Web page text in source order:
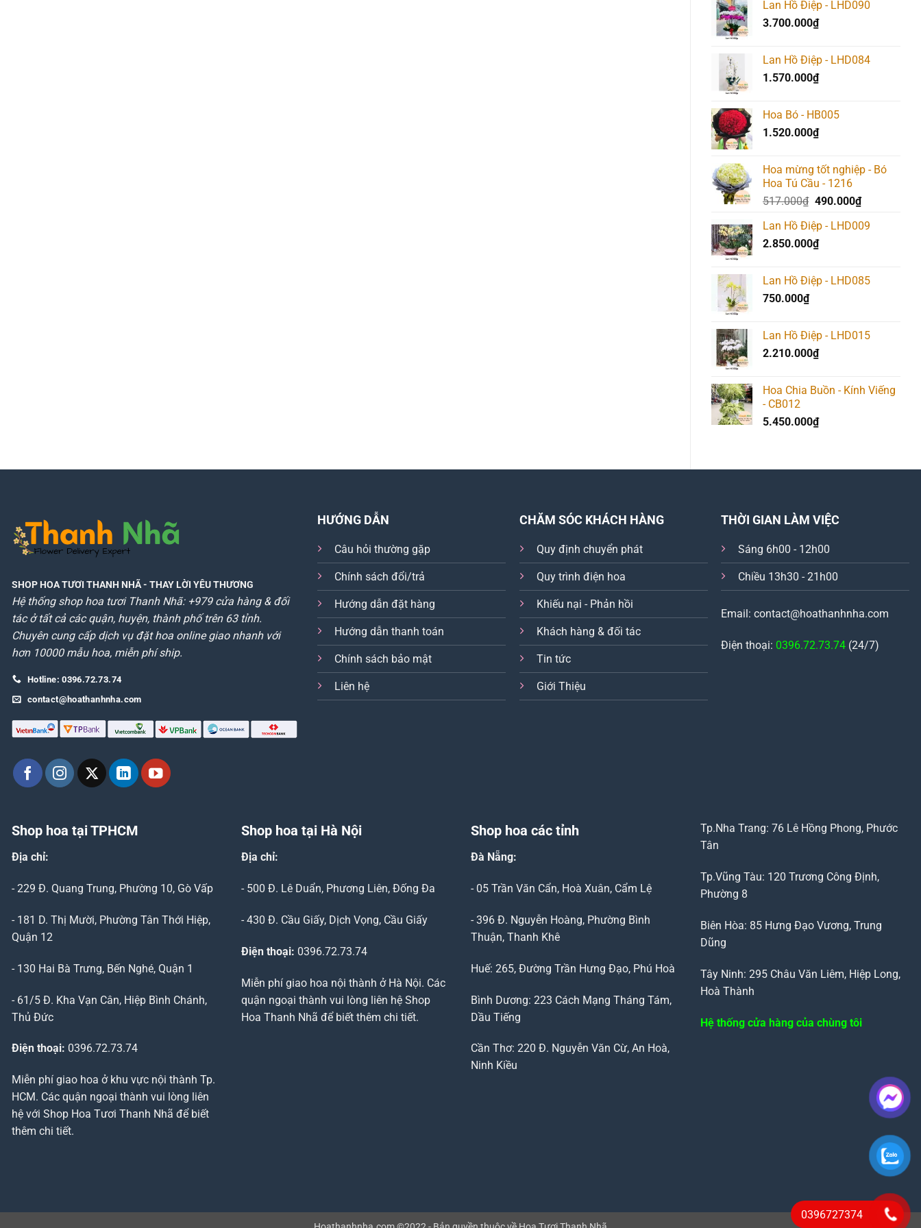
là:
Lan Hồ Điệp - LHD090
3.700.000₫
Lan Hồ Điệp - LHD084
1.570.000₫
Hoa Bó - HB005
1.520.000₫
Hoa mừng tốt nghiệp - Bó
Hoa Tú Cầu - 1216
517.000₫ Giá
là:
517.000₫.
490.000₫Giá
tại
Lan Hồ Điệp - LHD009
2.850.000₫
Lan Hồ Điệp - LHD085
750.000₫
Lan Hồ Điệp - LHD015
2.210.000₫
Hoa Chia Buồn - Kính Viếng
- CB012
5.450.000₫
SHOP HOA TƯƠI THANH NHÃ- THAY LỜI YÊU THƯƠNG
Hệ thống shop hoa tươi Thanh Nhã: +979 cửa hàng & đối
tác ở tất cả các quận, huyện, thành phố trên 63 tỉnh.
Chuyên cung cấp dịch vụ đặt hoa online giao nhanh với
hơn 10000 mẫu hoa, miễn phí ship.
Hotline: 0396.72.73.74
contact@hoathanhnha.com
HƯỚNG DẪN
Câu hỏi thường gặp
Chính sách đổi/trả
Hướng dẫn đặt hàng
Hướng dẫn thanh toán
Chính sách bảo mật
Liên hệ
CHĂM SÓC KHÁCH HÀNG
Quy định chuyển phát
Quy trình điện hoa
Khiếu nại - Phản hồi
Khách hàng & đối tác
Tin tức
Giới Thiệu
THỜI GIAN LÀM VIỆC
Sáng 6h00 - 12h00
Chiều 13h30 - 21h00
Email: contact@hoathanhnha.com
Điện thoại: 0396.72.73.74 (24/7)
Shop hoa tại TPHCM
Địa chỉ:
- 229 Đ. Quang Trung, Phường 10, Gò Vấp
- 181 D. Thị Mười, Phường Tân Thới Hiệp,
Quận 12
- 130 Hai Bà Trưng, Bến Nghé, Quận 1
- 61/5 Đ. Kha Vạn Cân, Hiệp Bình Chánh,
Thủ Đức
Điện thoại: 0396.72.73.74
Miễn phí giao hoa ở khu vực nội thành Tp.
HCM. Các quận ngoại thành vui lòng liên
hệ với Shop Hoa Tươi Thanh Nhã để biết
thêm chi tiết.
Shop hoa tại Hà Nội
Địa chỉ:
- 500 Đ. Lê Duẩn, Phương Liên, Đống Đa
- 430 Đ. Cầu Giấy, Dịch Vọng, Cầu Giấy
Điện thoại: 0396.72.73.74
Miễn phí giao hoa nội thành ở Hà Nội. Các
quận ngoại thành vui lòng liên hệ Shop
Hoa Thanh Nhã để biết thêm chi tiết.
Shop hoa các tỉnh
Đà Nẵng:
- 05 Trần Văn Cẩn, Hoà Xuân, Cẩm Lệ
- 396 Đ. Nguyễn Hoàng, Phường Bình
Thuận, Thanh Khê
Huế: 265, Đường Trần Hưng Đạo, Phú Hoà
Bình Dương: 223 Cách Mạng Tháng Tám,
Dầu Tiếng
Cần Thơ: 220 Đ. Nguyễn Văn Cừ, An Hoà,
Ninh Kiều
Tp.Nha Trang: 76 Lê Hồng Phong, Phước
Tân
Tp.Vũng Tàu: 120 Trương Công Định,
Phường 8
Biên Hòa: 85 Hưng Đạo Vương, Trung
Dũng
Tây Ninh: 295 Châu Văn Liêm, Hiệp Long,
Hoà Thành
Hệ thống cửa hàng của chùng tôi
0396727374